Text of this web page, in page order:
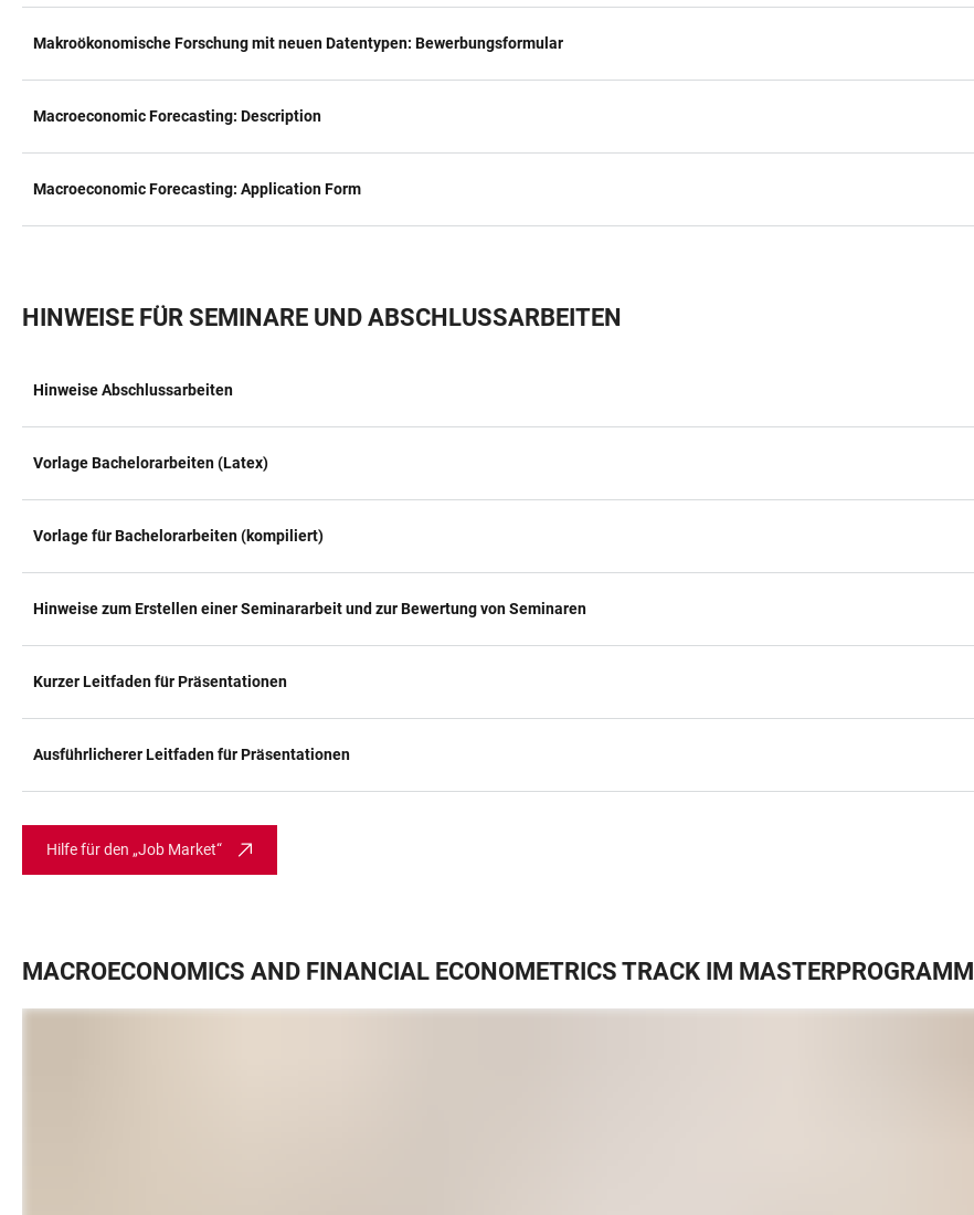
Makroökonomische Forschung mit neuen Datentypen: Bewerbungsformular
Macroeconomic Forecasting: Description
Macroeconomic Forecasting: Application Form
HINWEISE FÜR SEMINARE UND ABSCHLUSSARBEITEN
Hinweise Abschlussarbeiten
Vorlage Bachelorarbeiten (Latex)
Vorlage für Bachelorarbeiten (kompiliert)
Hinweise zum Erstellen einer Seminararbeit und zur Bewertung von Seminaren
Kurzer Leitfaden für Präsentationen
Ausführlicherer Leitfaden für Präsentationen
Hilfe für den „Job Market“
MACROECONOMICS AND FINANCIAL ECONOMETRICS TRACK IM MASTERPROGRAMM